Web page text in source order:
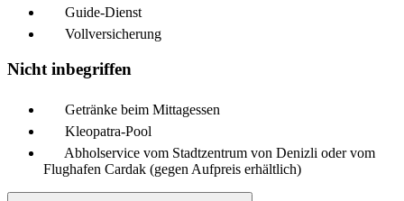
Guide-Dienst
Vollversicherung
Nicht inbegriffen
Getränke beim Mittagessen
Kleopatra-Pool
Abholservice vom Stadtzentrum von Denizli oder vom
Flughafen Cardak (gegen Aufpreis erhältlich)